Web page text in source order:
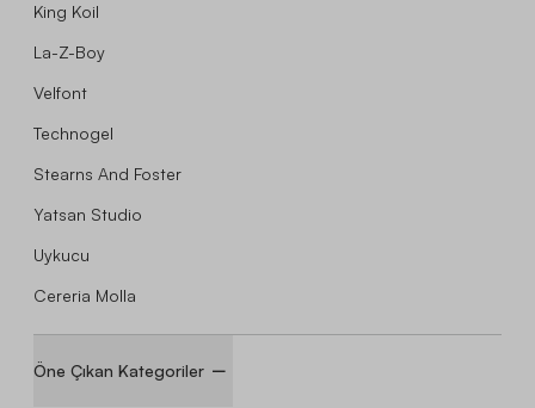
King Koil
La-Z-Boy
Velfont
Technogel
Stearns And Foster
Yatsan Studio
Uykucu
Cereria Molla
Öne Çıkan Kategoriler